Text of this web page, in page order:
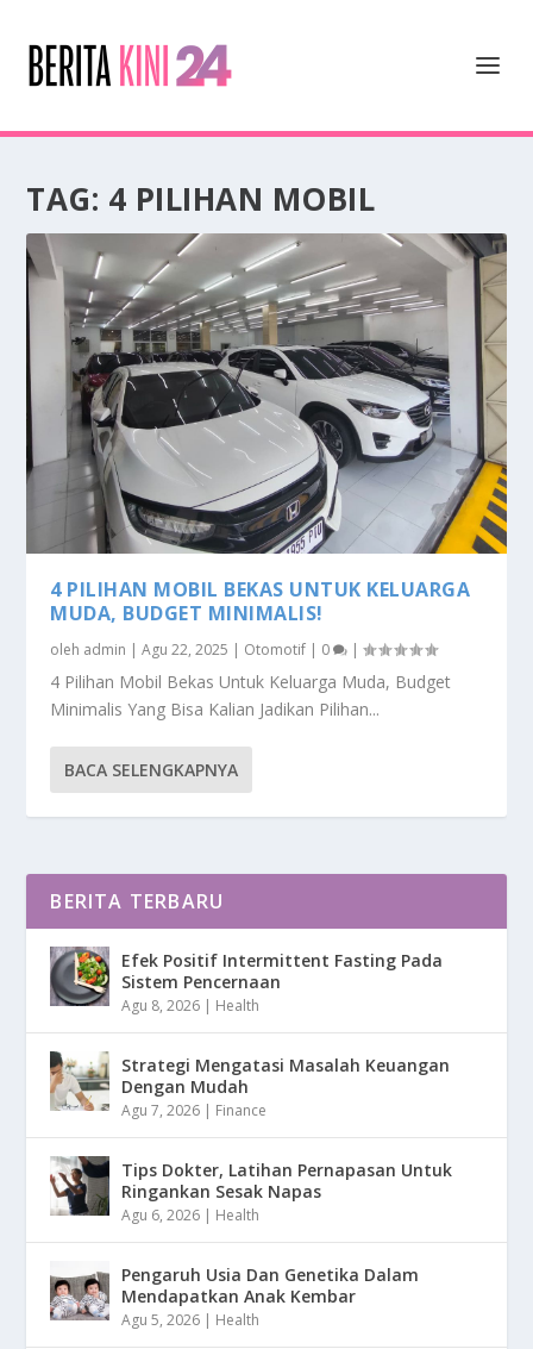
TAG: 4 PILIHAN MOBIL
4 PILIHAN MOBIL BEKAS UNTUK KELUARGA
MUDA, BUDGET MINIMALIS!
oleh admin |Agu 22, 2025 | Otomotif | 0 |
4 Pilihan Mobil Bekas Untuk Keluarga Muda, Budget
Minimalis Yang Bisa Kalian Jadikan Pilihan...
BACA SELENGKAPNYA
BERITA TERBARU
Efek Positif Intermittent Fasting Pada
Sistem Pencernaan
Agu 8, 2026 | Health
Strategi Mengatasi Masalah Keuangan
Dengan Mudah
Agu 7, 2026 | Finance
Tips Dokter, Latihan Pernapasan Untuk
Ringankan Sesak Napas
Agu 6, 2026 | Health
Pengaruh Usia Dan Genetika Dalam
Mendapatkan Anak Kembar
Agu 5, 2026 | Health